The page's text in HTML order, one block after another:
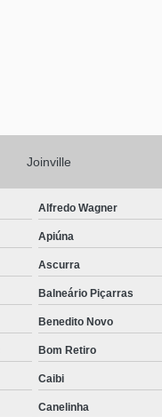
Joinville
Alfredo Wagner
Apiúna
Ascurra
Balneário Piçarras
Benedito Novo
Bom Retiro
Caibi
Canelinha